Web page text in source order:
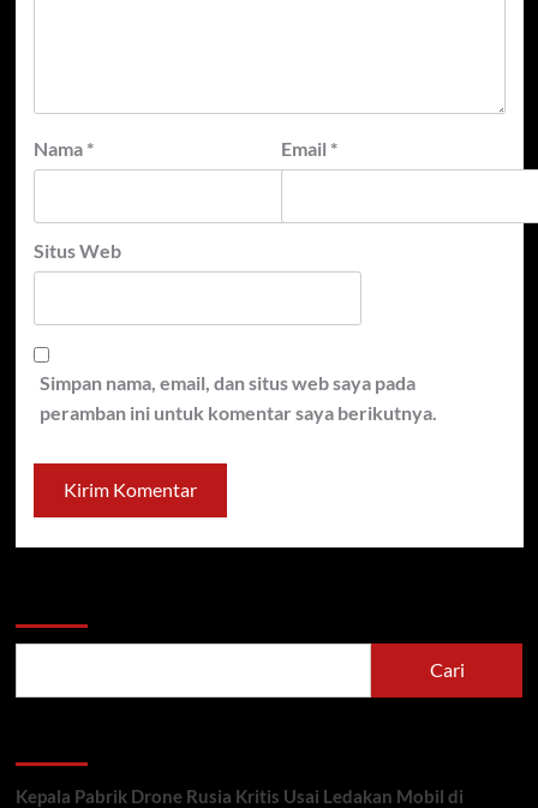
Nama * Email *
Situs Web
Simpan nama, email, dan situs web saya pada
peramban ini untuk komentar saya berikutnya.
Cari
Kepala Pabrik Drone Rusia Kritis Usai Ledakan Mobil di